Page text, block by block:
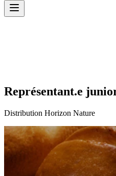
Représentant.e
Distribution Horizon Nature